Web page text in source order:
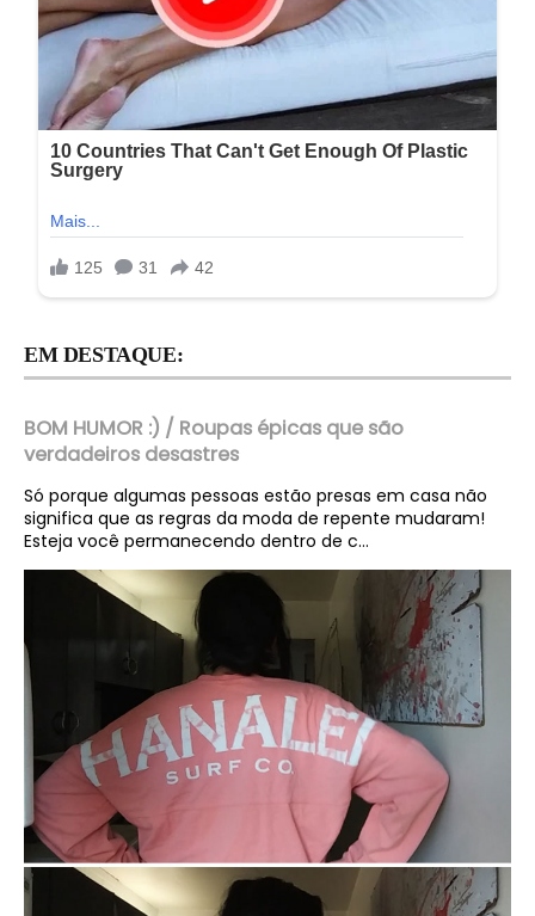
EM DESTAQUE:
BOM HUMOR :) / Roupas épicas que são
verdadeiros desastres
Só porque algumas pessoas estão presas em casa não
significa que as regras da moda de repente mudaram!
Esteja você permanecendo dentro de c...